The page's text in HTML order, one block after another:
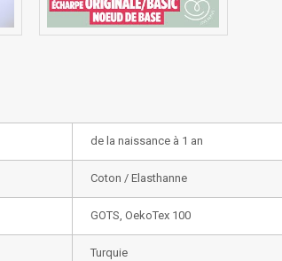
de la naissance à 1 an
Coton / Elasthanne
GOTS, OekoTex 100
Turquie